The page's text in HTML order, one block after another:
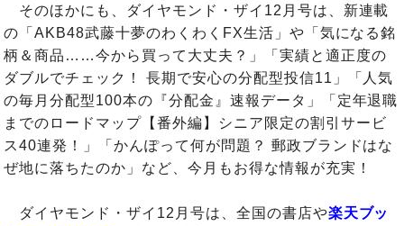
そのほかにも、ダイヤモンド・ザイ12月号は、新連載
の「AKB48武藤十夢のわくわくFX生活」や「気になる銘
柄＆商品……今から買って大丈夫？」「実績と適正度の
ダブルでチェック！ 長期で安心の分配型投信11」「人気
の毎月分配型100本の『分配金』速報データ」「定年退職
までのロードマップ【番外編】シニア限定の割引サービ
ス40連発！」「かんぽって何が問題？ 郵政ブランドはな
ぜ地に落ちたのか」など、今月もお得な情報が充実！
ダイヤモンド・ザイ12月号は、全国の書店や楽天ブッ